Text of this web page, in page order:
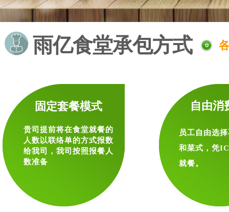
雨亿食堂承包方式 o
自由消
固定套餐模式
贵司提前将在食堂就餐的
人数以联络单的方式报数
给我司，我司按照报餐人
数准备
员工自由选
和菜式，凭
就餐。